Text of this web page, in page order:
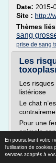
En poursuivant votre
l'utilisation de cookies
services adaptés à
Date: 2015-
Site : http://
Thèmes
sang
prise de sang
Les
Les
listériose
Le chat
Pour une
animale
de ces
grossesse